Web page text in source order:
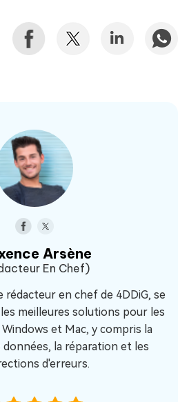
Arsène
En Chef)
rédacteur en chef de 4DDiG, se
meilleures solutions pour les
et Mac, y compris la
la réparation et les
d'erreurs.